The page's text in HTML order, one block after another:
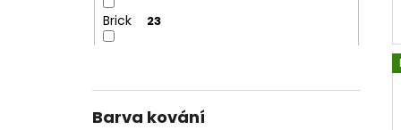
Brick 23
Barva kování